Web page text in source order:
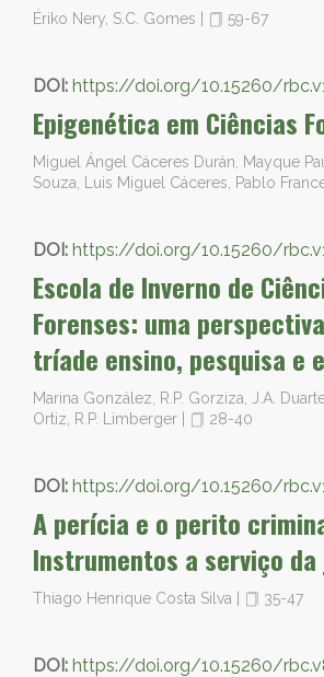
Ériko Nery, S.C. Gomes 59-67
DOI: https://doi.org/10.15260/
Epigenética em Ciências
Miguel Ángel Cáceres Durán, Mayque
Souza, Luis Miguel Cáceres, Pablo
DOI: https://doi.org/10.15260/
Escola de Inverno de
Forenses: uma
tríade ensino, pesquisa e
Marina González, R.P. Gorziza, J.A.
Ortiz, R.P. Limberger
28-40
DOI: https://doi.org/10.15260/
A perícia e o perito
Instrumentos a serviço
Thiago Henrique Costa Silva 35-47
DOI: https://doi.org/10.15260/